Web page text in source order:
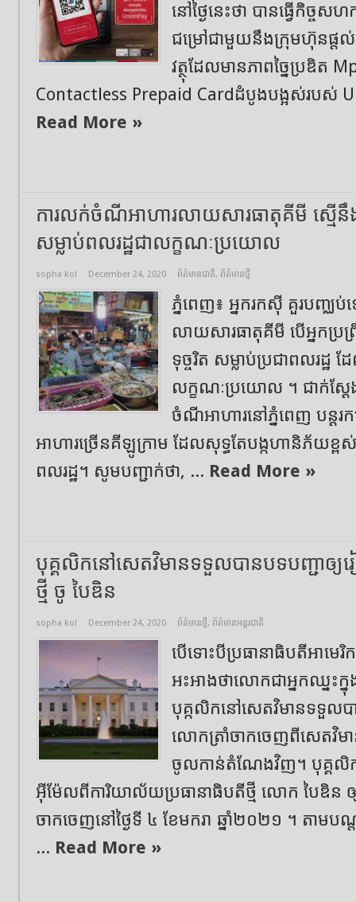
នៅថ្ងៃនេះថា បានធ្វើកិច្ចស
ជម្រៅជាមួយនឹងក្រុមហ៊ុនផ្តល់ស
វត្ថុដែលមានភាពច្នៃប្រឌិត
Contactless Prepaid Cardដំបូងបង្អស់របស់
Read More »
ការលក់ចំណីអាហារលាយសារធាតុគីមី ស្មើនឹង
សម្លាប់ពលរដ្ឋជាលក្ខណៈប្រយោល
sopha kol December 24, 2020 ព័ត៌មានជាតិ, ព័ត៌មានថ្មី
ភ្នំពេញ៖ អ្នករកស៊ី គួរបញ្ឈ
លាយសារធាតុគីមី បើអ្នកប្រព្
ទុច្ចរិត សម្លាប់ប្រជាពលរដ្ឋ
លក្ខណៈប្រយោល ។ ជាក់ស្ដែង
ចំណីអាហារនៅភ្នំពេញ ​បន្ត
អាហារច្រើនគីឡូក្រាម​ ដែលសុទ្ធតែបង្កហានិភ័យខ្
ពលរដ្ឋ។ សូមបញ្ជាក់ថា, ... Read More »
បុគ្គលិកនៅសេតវិមានទទួលបានបទបញ្ជាឲ្យ
ថ្មី ចូ បៃឌិន
sopha kol December 24, 2020 ព័ត៌មានថ្មី, ព័ត៌មានអន្តរជាតិ
បើទោះបី​ប្រធានាធិបតីអាមេ
អះអាងថា​លោកជាអ្នកឈ្នះក្នុង
បុគ្កលិកនៅសេតវិមានទទួលប
លោកត្រាំចាកចេញពីសេតវិមា
ចូលកាន់តំណែងវិញ។ បុគ្គលិ
អុីម៉ែលពីការិយាល័យប្រធានាធិបតីថ្មី លោក បៃឌិន ឲ្
ចាកចេញនៅថ្ងៃទី ៤ ខែមករា ឆ្នាំ​២០២១ ។ តាមប
... Read More »